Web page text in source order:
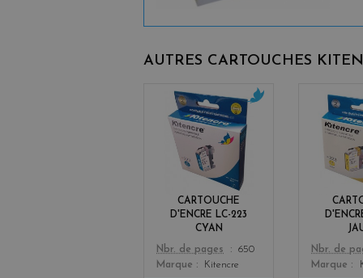
AUTRES CARTOUCHES
CARTOUCHE
D'ENCRE LC-223
CYAN
Color
c
y
Nbr. de pages
650
Marque
Kitencre
Color
Nbr. de
Marque